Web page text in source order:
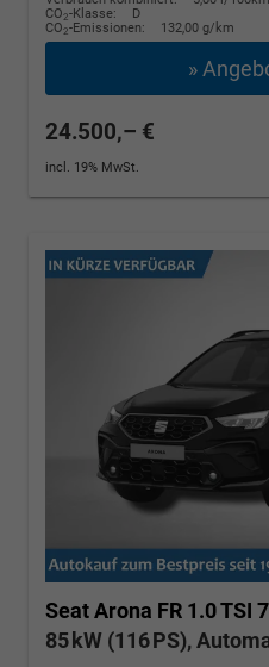
CO2-Klasse:
D
CO2-Emissionen: 132,00 g/km
»
24.500,– €
incl. 19% MwSt.
Seat Arona FR 1.0 TSI
85 kW (116 PS),